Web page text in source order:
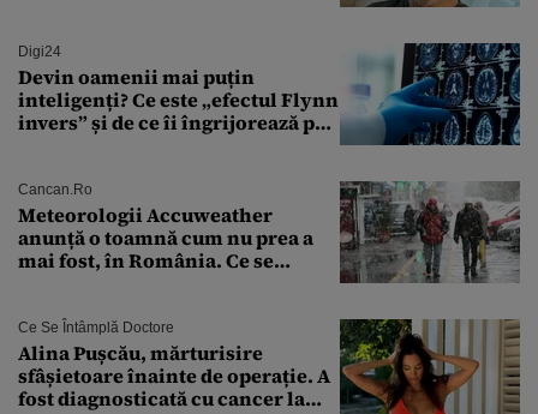
Digi24
Devin oamenii mai puțin
inteligenți? Ce este „efectul Flynn
invers” și de ce îi îngrijorează pe
Cancan.ro
Meteorologii Accuweather
anunță o toamnă cum nu prea a
mai fost, în România. Ce se
București. Pe ce dată ninge
Ce Se Întâmplă Doctore
Alina Pușcău, mărturisire
sfâșietoare înainte de operație. A
fost diagnosticată cu cancer la